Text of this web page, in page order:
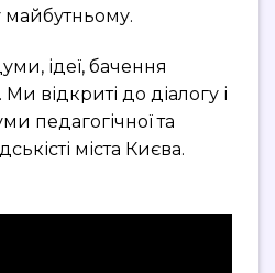
майбутньому.
ідеї, бачення
відкриті до діалогу і
педагогічної та
міста Києва.